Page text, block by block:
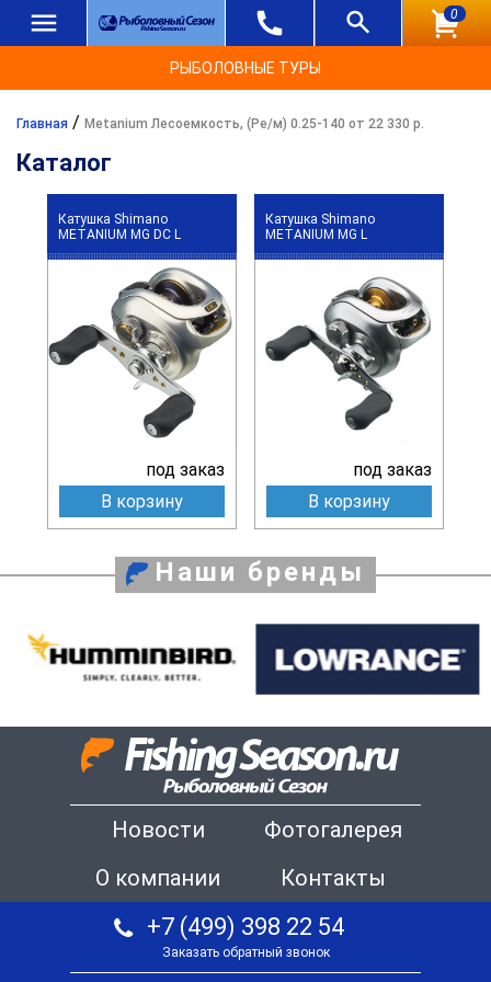
0
РЫБОЛОВНЫЕ ТУРЫ
Главная / Metanium Лесоемкость, (Ре/м) 0.25-140 от 22 330 р.
Каталог
Катушка Shimano
METANIUM MG DC L
под заказ
В корзину
Катушка Shimano
METANIUM MG L
под заказ
В корзину
Наши бренды
Новости
Фотогалерея
О компании
Контакты
+7 (499) 398 22 54
Заказать обратный звонок